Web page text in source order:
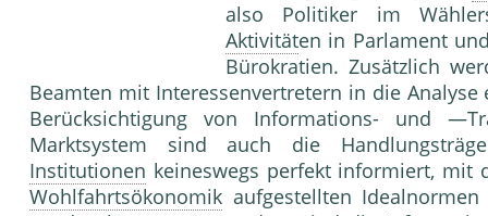
also Politiker im
Aktivitäten in Parlament
Bürokratien. Zusätzlich
Beamten mit Interessenvertretern in die
Berücksichtigung von Informations- und
Marktsystem sind auch die
Institutionen keineswegs perfekt informiert, mit
Wohlfahrtsökonomik aufgestellten